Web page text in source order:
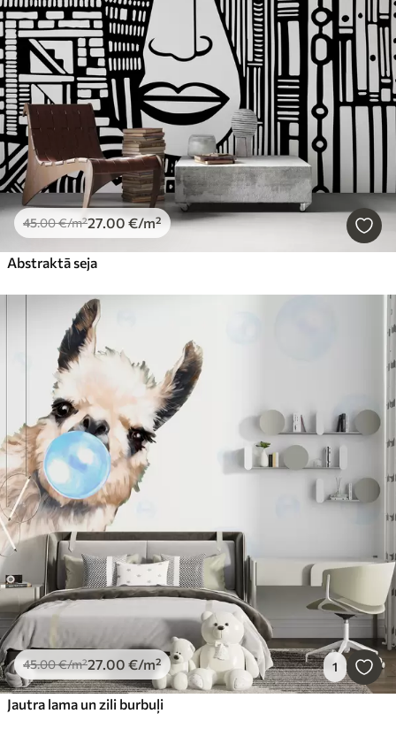
45.00€/m²27.00 €/m²
Abstraktā seja
45.00€/m²27.00 €/m² 1
Jautra lama un zili burbuļi